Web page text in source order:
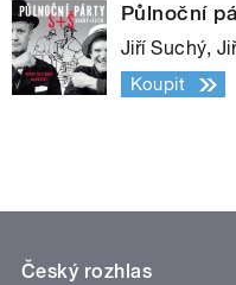
Půlnoční
Jiří Suchý,
Koupit
Český rozhlas